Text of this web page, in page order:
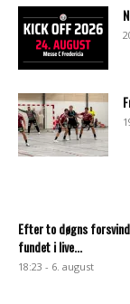
Efter to døgns
fundet i live...
18:23 - 6. august